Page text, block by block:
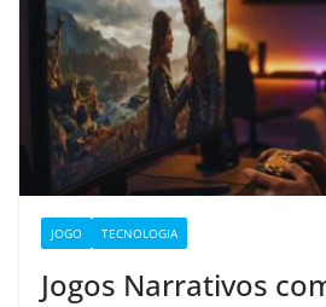
JOGO TECNOLOGIA
Jogos Narrativos